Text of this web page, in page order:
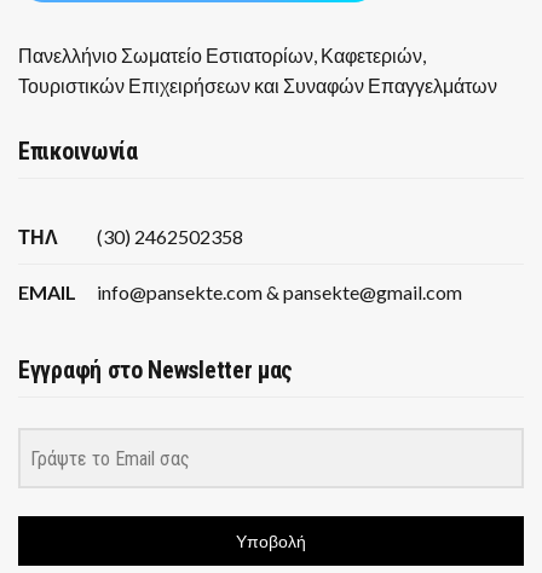
Πανελλήνιο Σωματείο Εστιατορίων, Καφετεριών,
Τουριστικών Επιχειρήσεων και Συναφών Επαγγελμάτων
Επικοινωνία
ΤΗΛ (30) 2462502358
EMAIL info@pansekte.com & pansekte@gmail.com
Εγγραφή στο Newsletter μας
Υποβολή